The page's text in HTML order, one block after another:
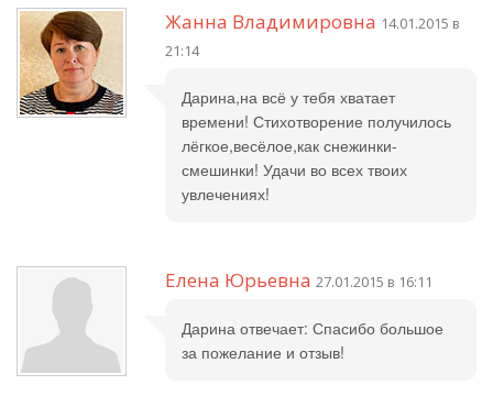
Жанна Владимировна 14.01.2015 в
21:14
Дарина,на всё у тебя хватает
времени! Стихотворение получилось
лёгкое,весёлое,как снежинки-
смешинки! Удачи во всех твоих
увлечениях!
Елена Юрьевна 27.01.2015 в 16:11
Дарина отвечает: Спасибо большое
за пожелание и отзыв!